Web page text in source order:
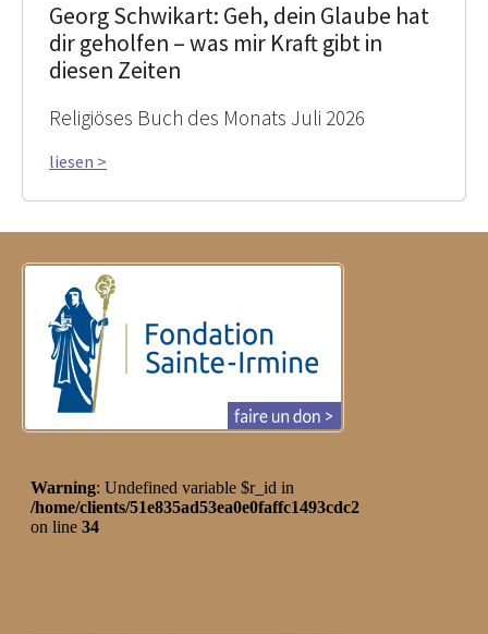
Georg Schwikart: Geh, dein Glaube hat
dir geholfen – was mir Kraft gibt in
diesen Zeiten
Religiöses Buch des Monats Juli 2026
liesen >